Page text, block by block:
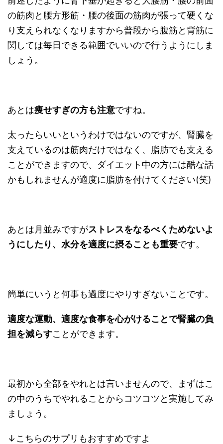
の筋肉と腰方形筋・腰の後面の筋肉が張って硬くな
り支えられなくなりますから普段から腹筋と背筋に
関しては毎日できる範囲でいいので行うようにしま
しょう。
あとは痩せすぎの方も注意ですね。
太ったらいいというわけではないのですが、腎臓を
支えているのは筋肉だけではなく、脂肪でも支える
ことができますので、ダイエット中の方には酷な話
かもしれませんが適度に脂肪を付けてください(笑)
あとは月並みですがストレスをなるべくためないよ
うにしたり、水分を適度に摂ることも重要です。
簡単にいうと何事も過度にやりすぎないことです。
適度な運動、適度な食事を心がけることで腎臓の負
担を減らすことができます。
最初から全部をやれとは言いませんので、まずはこ
の中のうちでやれることからコツコツと実施してみ
ましょう。
↓こちらのサプリもおすすめですよ